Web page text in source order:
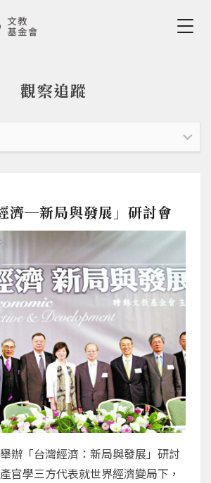
Jump to Navigation
to Main content
觀察追蹤
濟─新局與發展」研討會
辦「台灣經濟：新局與發展」研討
官學三方代表就世界經濟變局下，